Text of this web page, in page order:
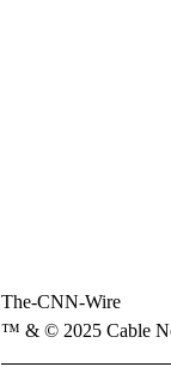
The-CNN-Wire
™ & © 2025 Cable